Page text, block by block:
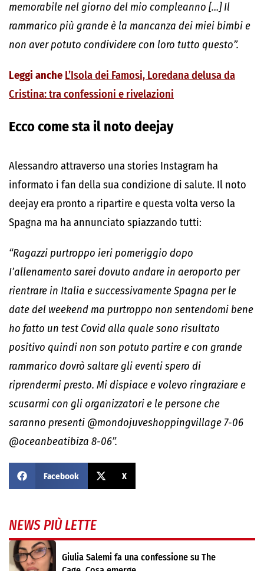
memorabile nel giorno del mio compleanno […] Il
rammarico più grande è la mancanza dei miei bimbi e
non aver potuto condividere con loro tutto questo”.
Leggi anche L’Isola dei Famosi, Loredana delusa da
Cristina: tra confessioni e rivelazioni
Ecco come sta il noto deejay
Alessandro attraverso una stories Instagram ha
informato i fan della sua condizione di salute. Il noto
deejay era pronto a ripartire e questa volta verso la
Spagna ma ha annunciato spiazzando tutti:
“Ragazzi purtroppo ieri pomeriggio dopo
I’allenamento sarei dovuto andare in aeroporto per
rientrare in Italia e successivamente Spagna per le
date del weekend ma purtroppo non sentendomi bene
ho fatto un test Covid alla quale sono risultato
positivo quindi non son potuto partire e con grande
rammarico dovrò saltare gli eventi spero di
riprendermi presto. Mi dispiace e volevo ringraziare e
scusarmi con gli organizzatori e le persone che
saranno presenti @mondojuveshoppingvillage 7-06
@oceanbeatibiza 8-06”.
Facebook X
NEWS PIÙ LETTE
Giulia Salemi fa una confessione su The